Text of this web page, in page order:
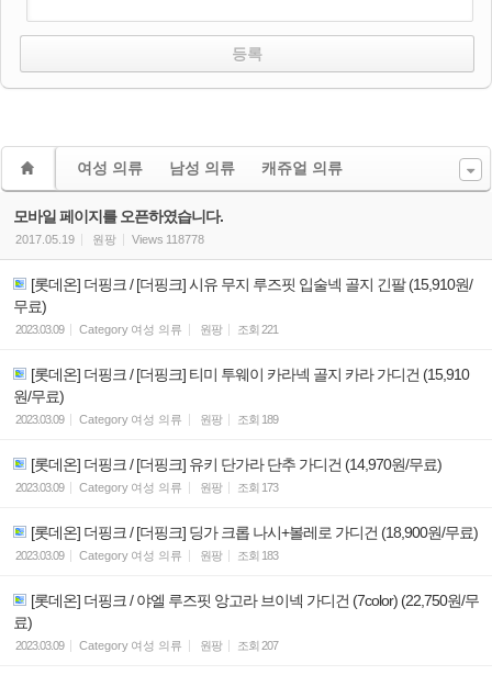
여성 의류 남성 의류 캐쥬얼 의류
모바일 페이지를 오픈하였습니다.
2017.05.19 원팡 Views 118778
[롯데온] 더핑크 / [더핑크] 시유 무지 루즈핏 입술넥 골지 긴팔 (15,910원/
무료)
2023.03.09 Category 여성 의류 원팡 조회 221
[롯데온] 더핑크 / [더핑크] 티미 투웨이 카라넥 골지 카라 가디건 (15,910
원/무료)
2023.03.09 Category 여성 의류 원팡 조회 189
[롯데온] 더핑크 / [더핑크] 유키 단가라 단추 가디건 (14,970원/무료)
2023.03.09 Category 여성 의류 원팡 조회 173
[롯데온] 더핑크 / [더핑크] 딩가 크롭 나시+볼레로 가디건 (18,900원/무료)
2023.03.09 Category 여성 의류 원팡 조회 183
[롯데온] 더핑크 / 야엘 루즈핏 앙고라 브이넥 가디건 (7color) (22,750원/무
료)
2023.03.09 Category 여성 의류 원팡 조회 207